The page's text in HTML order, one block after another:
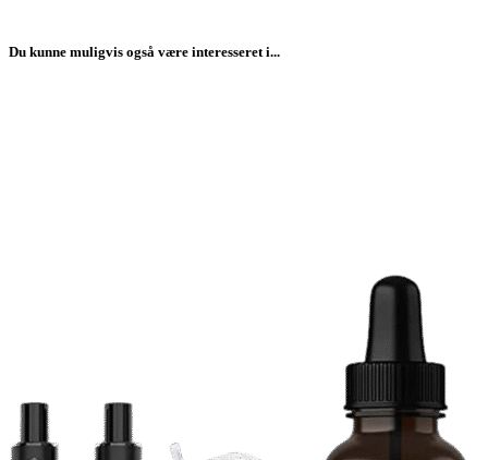
Du kunne muligvis også være interesseret i...